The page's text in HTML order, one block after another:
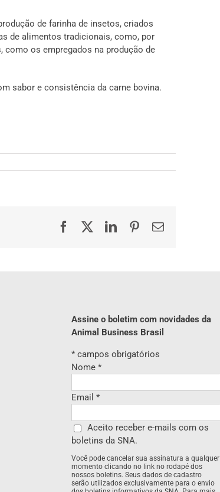
de farinha de insetos, criados
de alimentos tradicionais, como, por
os empregados na produção de
sabor e consistência da carne bovina.
FacebookLinkedInPinterest
E-
Assine o boletim com novidades da
Animal Business Brasil
* campos obrigatórios
Nome *
Email *
Aceito receber e-mails com os
boletins da SNA.
Você pode cancelar sua assinatura a qualquer
momento clicando no link no rodapé dos
nossos boletins. Seus dados de cadastro
serão utilizados exclusivamente para o envio